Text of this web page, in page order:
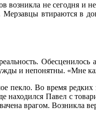
не сегодня и
втираются в
и непонятны. «Мне
пекло. Во время
находился Павел с
врагом. Возникла